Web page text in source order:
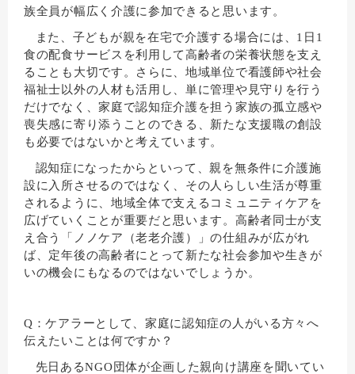
族全員が幅広く介護に参加できると思います。
また、子どもが親を在宅で介護する場合には、1日1
食の配食サービスを利用して高齢者の栄養状態を支え
ることも大切です。さらに、地域単位で看護師や社会
福祉士以外の人材も活用し、単に管理や見守りを行う
だけでなく、家庭で認知症介護を担う家族の孤立感や
喪失感に寄り添うことのできる、新たな支援職の創設
も必要ではないかと考えています。
認知症になったからといって、親を無条件に介護施
設に入所させるのではなく、その人らしい生活が尊重
されるように、地域全体で支えるコミュニティケアを
広げていくことが重要だと思います。高齢者同士が支
え合う「ノノケア（老老介護）」の仕組みが広がれ
ば、定年後の高齢者にとって新たな社会参加や生きが
いの機会にもなるのではないでしょうか。
Q：ケアラーとして、家庭に認知症の人がいる方々へ
伝えたいことは何ですか？
先日あるNGO団体が企画した親向け講座を聞いてい